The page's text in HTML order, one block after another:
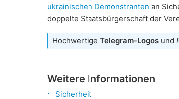
ukrainischen Demonstranten an
doppelte Staatsbürgerschaft der
Hochwertige Telegram-Logos und
Weitere Informationen
Sicherheit